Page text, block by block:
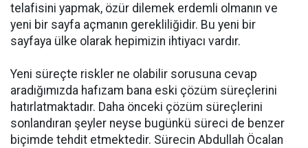
telafisini yapmak, özür dilemek erdemli olmanın ve
yeni bir sayfa açmanın gerekliliğidir. Bu yeni bir
sayfaya ülke olarak hepimizin ihtiyacı vardır.
Yeni süreçte riskler ne olabilir sorusuna cevap
aradığımızda hafızam bana eski çözüm süreçlerini
hatırlatmaktadır. Daha önceki çözüm süreçlerini
sonlandıran şeyler neyse bugünkü süreci de benzer
biçimde tehdit etmektedir. Sürecin Abdullah Öcalan